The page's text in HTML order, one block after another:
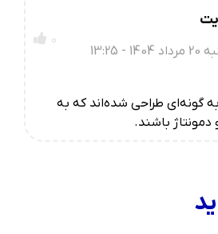
- 13:25
0
گونه‌ای طراحی شده‌اند که به
دمونتاژ باشند.